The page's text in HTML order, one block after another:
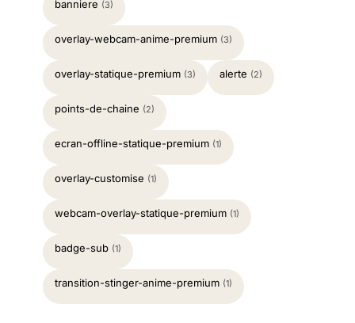
banniere (3)
overlay-webcam-anime-premium (3)
overlay-statique-premium (3) alerte (2)
points-de-chaine (2)
ecran-offline-statique-premium (1)
overlay-customise (1)
webcam-overlay-statique-premium (1)
badge-sub (1)
transition-stinger-anime-premium (1)